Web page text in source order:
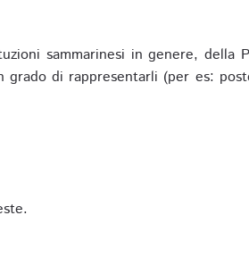
sammarinesi in genere, della
di rappresentarli (per es: